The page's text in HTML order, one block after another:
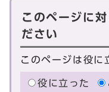
このページに
ださい
このページは役に
役に立った